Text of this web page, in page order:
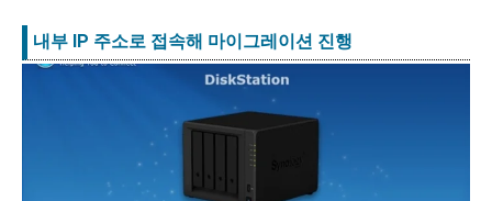
내부 IP 주소로 접속해 마이그레이션 진행